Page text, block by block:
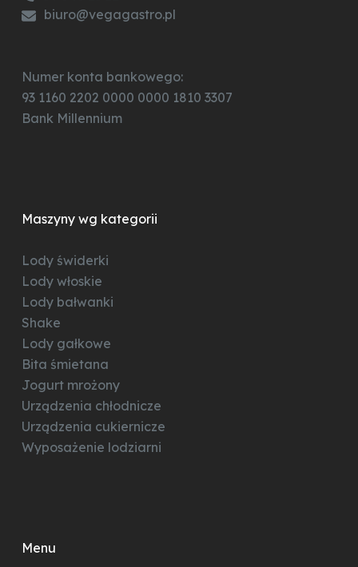
biuro@vegagastro.pl
Numer konta bankowego:
93 1160 2202 0000 0000 1810 3307
Bank Millennium
Maszyny wg kategorii
Lody świderki
Lody włoskie
Lody bałwanki
Shake
Lody gałkowe
Bita śmietana
Jogurt mrożony
Urządzenia chłodnicze
Urządzenia cukiernicze
Wyposażenie lodziarni
Menu